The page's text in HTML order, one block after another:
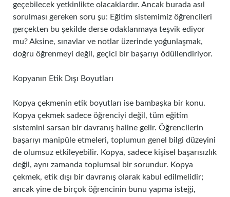
geçebilecek yetkinlikte olacaklardır. Ancak burada asıl
sorulması gereken soru şu: Eğitim sistemimiz öğrencileri
gerçekten bu şekilde derse odaklanmaya teşvik ediyor
mu? Aksine, sınavlar ve notlar üzerinde yoğunlaşmak,
doğru öğrenmeyi değil, geçici bir başarıyı ödüllendiriyor.
Kopyanın Etik Dışı Boyutları
Kopya çekmenin etik boyutları ise bambaşka bir konu.
Kopya çekmek sadece öğrenciyi değil, tüm eğitim
sistemini sarsan bir davranış haline gelir. Öğrencilerin
başarıyı manipüle etmeleri, toplumun genel bilgi düzeyini
de olumsuz etkileyebilir. Kopya, sadece kişisel başarısızlık
değil, aynı zamanda toplumsal bir sorundur. Kopya
çekmek, etik dışı bir davranış olarak kabul edilmelidir;
ancak yine de birçok öğrencinin bunu yapma isteği,